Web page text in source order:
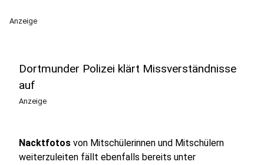
Anzeige
Dortmunder Polizei klärt Missverständnisse
auf
Anzeige
Nacktfotos von Mitschülerinnen und Mitschülern
weiterzuleiten fällt ebenfalls bereits unter